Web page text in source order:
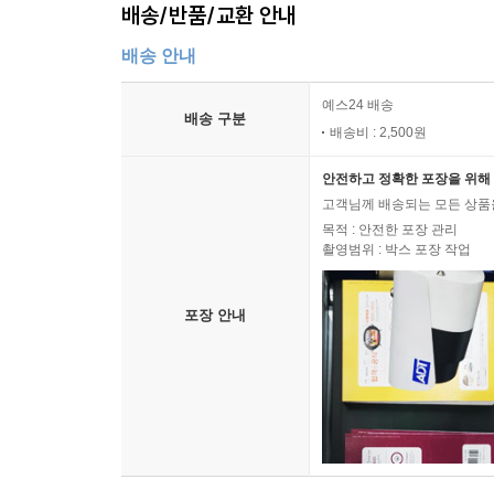
배송/반품/교환 안내
배송 안내
배송 구분
예스24 배송
배송비 : 2,500원
포장 안내
안전하고 정확한 포장을 위
고객님께 배송되는 모든 상
목적 : 안전한 포장 관리
촬영범위 : 박스 포장 작업